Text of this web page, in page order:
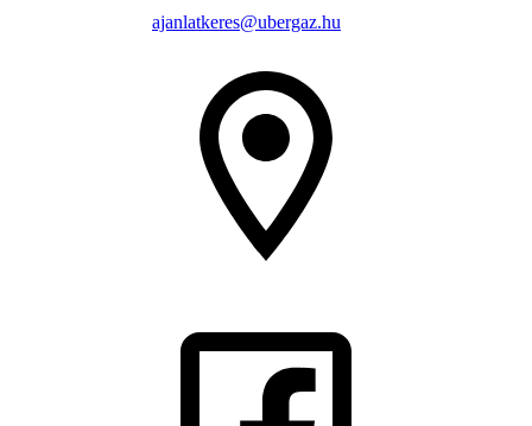
ajanlatkeres@ubergaz.hu